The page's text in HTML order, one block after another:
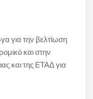
για την βελτίωση
και στην
και της ΕΤΑΔ για